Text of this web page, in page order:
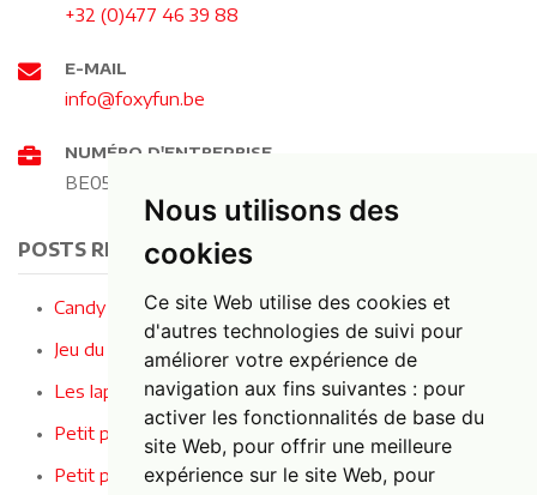
Nous utilisons des
cookies
Ce site Web utilise des cookies et
d'autres technologies de suivi pour
améliorer votre expérience de
navigation aux fins suivantes : pour
activer les fonctionnalités de base du
site Web, pour offrir une meilleure
expérience sur le site Web, pour
+32 (0)477 46 39 88
E-MAIL
info@foxyfun.be
NUMÉRO D'ENTREPRISE
BE0544.298.672
POSTS RÉCENTS
Candy Crusher - Le jeu le plus sucré de la fête !
Jeu du fil buzzer : le jeu de concentration ultime !
Les lapins entendent, voient et se taisent
Petit panier en osier avec des baies
Petit panier en osier avec des fleurs